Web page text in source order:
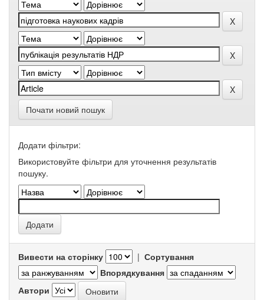
Почати новий пошук
Додати фільтри:
Використовуйте фільтри для уточнення результатів
пошуку.
Вивести на сторінку | Сортування
Впорядкування
Автори